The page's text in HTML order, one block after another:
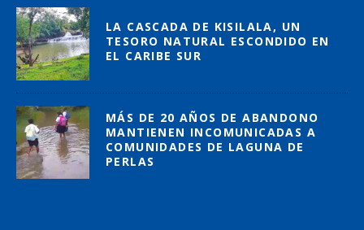
LA CASCADA DE KISILALA, UN
TESORO NATURAL ESCONDIDO EN
EL CARIBE SUR
MÁS DE 20 AÑOS DE ABANDONO
MANTIENEN INCOMUNICADAS A
COMUNIDADES DE LAGUNA DE
PERLAS